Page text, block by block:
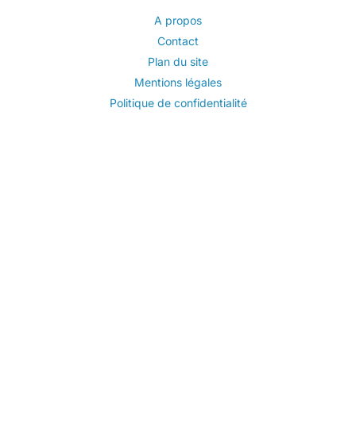
A propos
Contact
Plan du site
Mentions légales
Politique de confidentialité